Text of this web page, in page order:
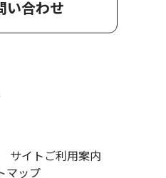
い合わせ
サイトご利用案内
マップ